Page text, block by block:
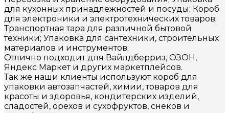
для кухонных принадлежностей и посуды; Короб
для электроники и электротехнических товаров;
Транспортная тара для различной бытовой
техники; Упаковка для сантехники, строительных
материалов и инструментов;
Отлично подходит для Вайлдберриз, ОЗОН,
Яндекс Маркет и других маркетплейсов.
Так же наши клиенты используют короб для
упаковки автозапчастей, химии, товаров для
красоты и здоровья, кондитерских изделий,
сладостей, орехов и сухофруктов, снеков и